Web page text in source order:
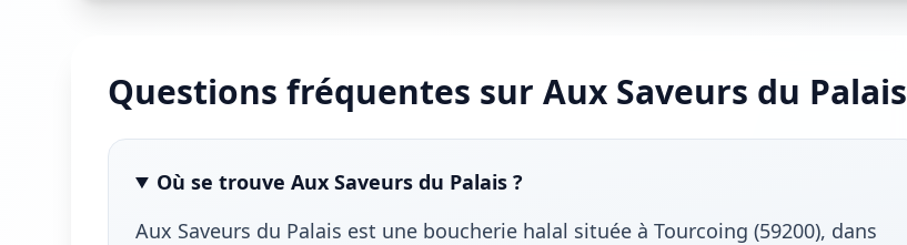
Questions fréquentes sur Aux Saveurs du Palais
Où se trouve Aux Saveurs du Palais ?
Aux Saveurs du Palais est une boucherie halal située à Tourcoing (59200), dans